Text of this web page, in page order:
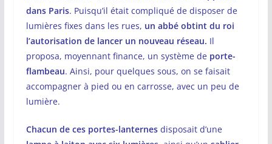
dans Paris. Puisqu’il était compliqué de disposer de
lumières fixes dans les rues, un abbé obtint du roi
l’autorisation de lancer un nouveau réseau. Il
proposa, moyennant finance, un système de porte-
flambeau. Ainsi, pour quelques sous, on se faisait
accompagner à pied ou en carrosse, avec un peu de
lumière.
Chacun de ces portes-lanternesdisposait d’une